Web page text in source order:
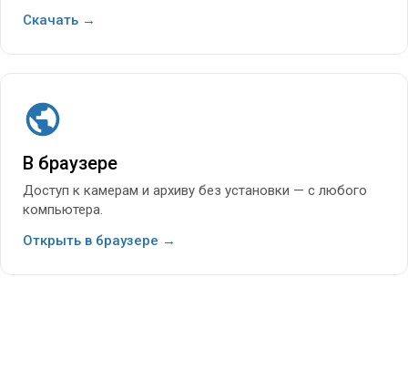
Скачать →
В браузере
Доступ к камерам и архиву без установки — с любого
компьютера.
Открыть в браузере →